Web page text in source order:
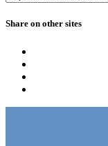
Share on other sites